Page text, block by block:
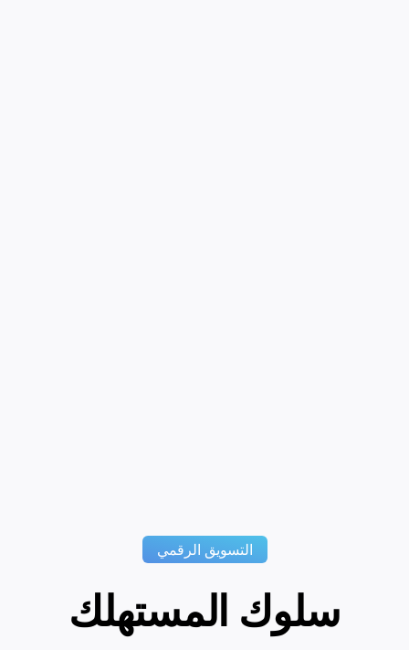
التسويق الرقمي
سلوك المستهلك